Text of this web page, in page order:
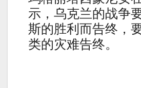
示，乌克兰的战争
斯的胜利而告终，
类的灾难告终。